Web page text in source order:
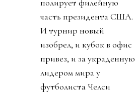
полирует филейную
часть президента США.
И турнир новый
изобрел, и кубок в офис
привез, и за украденную
лидером мира у
футболиста Челси